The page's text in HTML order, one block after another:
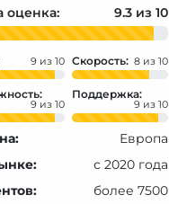
оценка: 9.3
9 Скорость: 8
9
Поддержка:
9
Европа
с 2020 года
более 7500